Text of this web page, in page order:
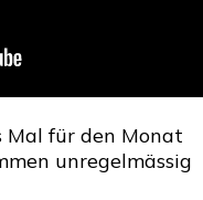
Mal für den Monat
unregelmässig